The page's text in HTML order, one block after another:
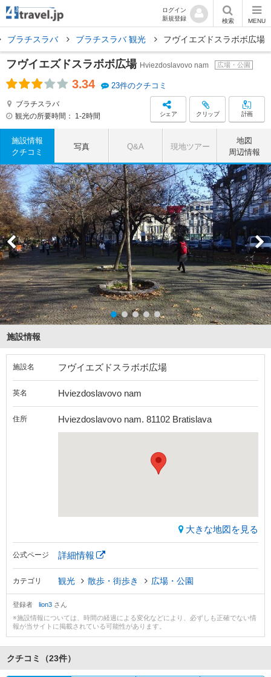
ログイン
新規登録
検索 MENU
ブラチスラバ ブラチスラバ 観光 フヴイエズドスラボボ広場
フヴイエズドスラボボ広場 Hviezdoslavovo nam 広場・公園
3.34 23件のクチコミ
ブラチスラバ
観光の所要時間：
1-2時間 シェア クリップ 計画
施設情報
クチコミ
写真 Q&A 現地ツアー
地図
周辺情報
施設情報
施設名 フヴイエズドスラボボ広場
英名 Hviezdoslavovo nam
住所 Hviezdoslavovo nam. 81102 Bratislava
大きな地図を見る
公式ページ 詳細情報
カテゴリ 観光 散歩・街歩き 広場・公園
登録者 lion3 さん
※施設情報については、時間の経過による変化などにより、必ずしも正確でない情
報が当サイトに掲載されている可能性があります。
クチコミ （23件）